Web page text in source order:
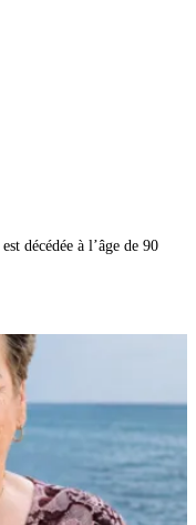
décédée à l’âge de 90